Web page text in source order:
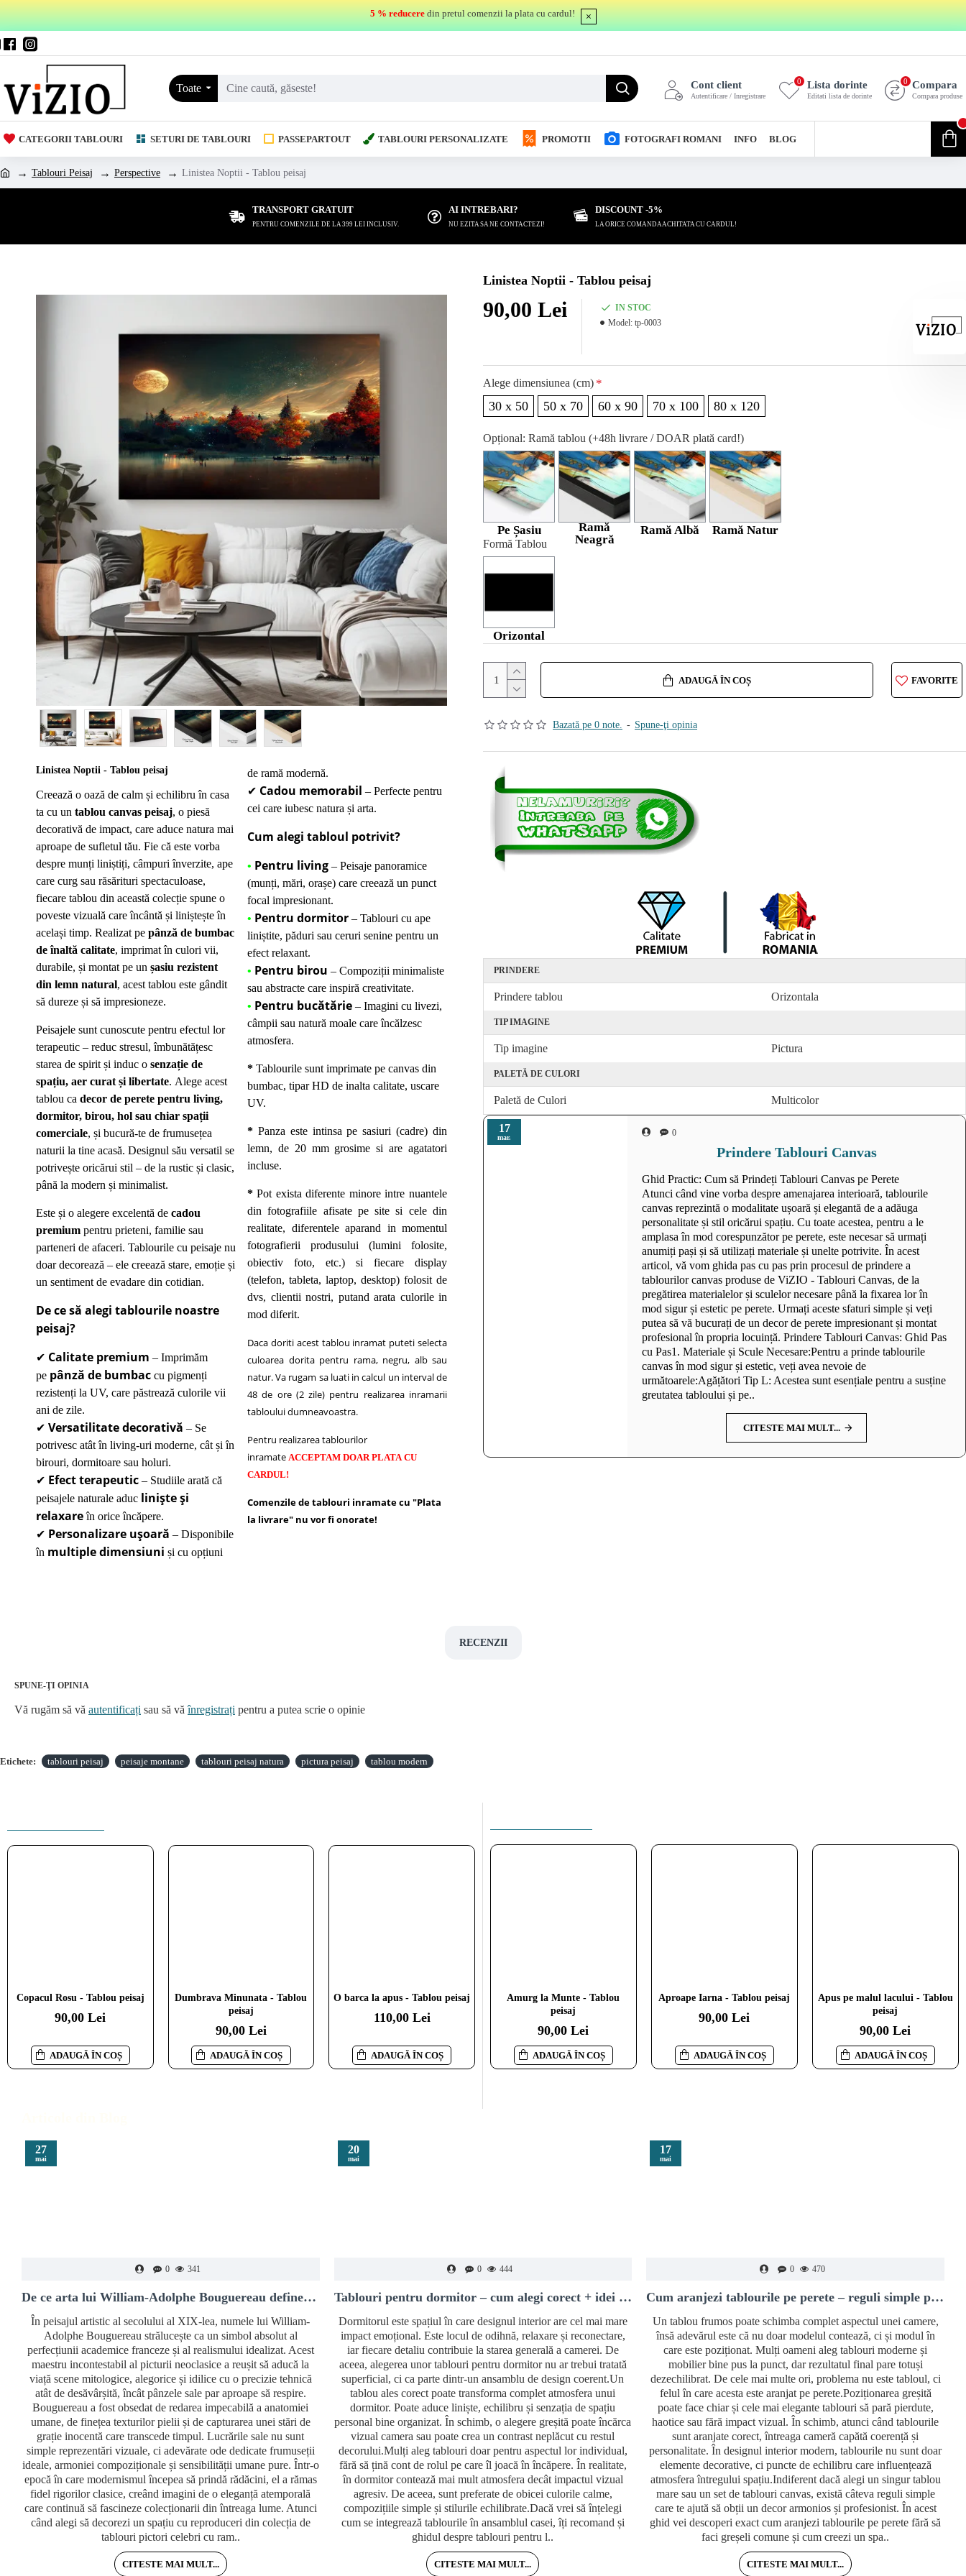
5 % reducere din pretul comenzii la plata cu cardul!
Toate Cont client
Autentificare / Inregistrare
Lista dorinte
Editati lista de dorinte
0 Compara
Compara produse
0
CATEGORII TABLOURI SETURI DE TABLOURI PASSEPARTOUT TABLOURI PERSONALIZATE PROMOTII FOTOGRAFI ROMANI INFO BLOG
Tablouri Peisaj Perspective Linistea Noptii - Tablou peisaj
TRANSPORT GRATUIT
PENTRU COMENZILE DE LA 399 LEI INCLUSIV.
AI INTREBARI?
NU EZITA SA NE CONTACTEZI!
DISCOUNT -5%
LA ORICE COMANDA ACHITATA CU CARDUL!
Linistea Noptii - Tablou peisaj
Creează o oază de calm și echilibru în casa
ta cu un tablou canvas peisaj, o piesă
decorativă de impact, care aduce natura mai
aproape de sufletul tău. Fie că este vorba
despre munți liniștiți, câmpuri înverzite, ape
care curg sau răsărituri spectaculoase,
fiecare tablou din această colecție spune o
poveste vizuală care încântă și liniștește în
același timp. Realizat pe pânză de bumbac
de înaltă calitate, imprimat în culori vii,
durabile, și montat pe un șasiu rezistent
din lemn natural, acest tablou este gândit
să dureze și să impresioneze.
Peisajele sunt cunoscute pentru efectul lor
terapeutic – reduc stresul, îmbunătățesc
starea de spirit și induc o senzație de
spațiu, aer curat și libertate. Alege acest
tablou ca decor de perete pentru living,
dormitor, birou, hol sau chiar spații
comerciale, și bucură-te de frumusețea
naturii la tine acasă. Designul său versatil se
potrivește oricărui stil – de la rustic și clasic,
până la modern și minimalist.
Este și o alegere excelentă de cadou
premium pentru prieteni, familie sau
parteneri de afaceri. Tablourile cu peisaje nu
doar decorează – ele creează stare, emoție și
un sentiment de evadare din cotidian.
De ce să alegi tablourile noastre
peisaj?
✔ Calitate premium – Imprimăm
pe pânză de bumbac cu pigmenți
rezistenți la UV, care păstrează culorile vii
ani de zile.
✔ Versatilitate decorativă – Se
potrivesc atât în living-uri moderne, cât și în
birouri, dormitoare sau holuri.
✔ Efect terapeutic – Studiile arată că
peisajele naturale aduc liniște și
relaxareîn orice încăpere.
✔ Personalizare ușoară – Disponibile
în multiple dimensiuni și cu opțiuni
de ramă modernă.
✔ Cadou memorabil – Perfecte pentru
cei care iubesc natura și arta.
Cum alegi tabloul potrivit?
• Pentru living – Peisaje panoramice
(munți, mări, orașe) care creează un punct
focal impresionant.
• Pentru dormitor – Tablouri cu ape
liniștite, păduri sau ceruri senine pentru un
efect relaxant.
• Pentru birou – Compoziții minimaliste
sau abstracte care inspiră creativitate.
• Pentru bucătărie – Imagini cu livezi,
câmpii sau natură moale care încălzesc
atmosfera.
* Tablourile sunt imprimate pe canvas din
bumbac, tipar HD de inalta calitate, uscare
UV.
* Panza este intinsa pe sasiuri (cadre) din
lemn, de 20 mm grosime si are agatatori
incluse.
* Pot exista diferente minore intre nuantele
din fotografiile afisate pe site si cele din
realitate, diferentele aparand in momentul
fotografierii produsului (lumini folosite,
obiectiv foto, etc.) si fiecare display
(telefon, tableta, laptop, desktop) folosit de
dvs, clientii nostri, putand arata culorile in
mod diferit.
Daca doriti acest tablou inramat puteti selecta
culoarea dorita pentru rama, negru, alb sau
natur.Va rugam sa luati in calcul un interval de
48 de ore (2 zile) pentru realizarea inramarii
tabloului dumneavoastra.
Pentru realizarea tablourilor
inramate ACCEPTAM DOAR PLATA CU
CARDUL!
Comenzile de tablouri inramate cu "Plata
la livrare" nu vor fi onorate!
Linistea Noptii - Tablou peisaj
Bazată pe 0 note. - Spune-ţi opinia
90,00 Lei
IN STOC
Model: tp-0003
Alege dimensiunea (cm)
30 x 50 50 x 70 60 x 90 70 x 100 80 x 120
Opțional: Ramă tablou (+48h livrare / DOAR plată card!)
Pe Șasiu
Ramă
Neagră
Ramă Albă Ramă Natur
Formă Tablou
Orizontal
ADAUGĂ ÎN COȘ FAVORITE
17
mar. 0
Prindere Tablouri Canvas
Ghid Practic: Cum să Prindeți Tablouri Canvas pe Perete
Atunci când vine vorba despre amenajarea interioară, tablourile
canvas reprezintă o modalitate ușoară și elegantă de a adăuga
personalitate și stil oricărui spațiu. Cu toate acestea, pentru a le
amplasa în mod corespunzător pe perete, este necesar să urmați
anumiți pași și să utilizați materiale și unelte potrivite. În acest
articol, vă vom ghida pas cu pas prin procesul de prindere a
tablourilor canvas produse de ViZIO - Tablouri Canvas, de la
pregătirea materialelor și sculelor necesare până la fixarea lor în
mod sigur și estetic pe perete. Urmați aceste sfaturi simple și veți
putea să vă bucurați de un decor de perete impresionant și montat
profesional în propria locuință. Prindere Tablouri Canvas: Ghid Pas
cu Pas1. Materiale și Scule Necesare:Pentru a prinde tablourile
canvas în mod sigur și estetic, veți avea nevoie de
următoarele:Agățători Tip L: Acestea sunt esențiale pentru a susține
greutatea tabloului și pe..
CITESTE MAI MULT...
PRINDERE
Prindere tablou Orizontala
TIP IMAGINE
Tip imagine Pictura
PALETĂ DE CULORI
Paletă de Culori Multicolor
RECENZII
SPUNE-ŢI OPINIA
Vă rugăm să vă autentificați sau să văînregistrați pentru a putea scrie o opinie
Etichete: tablouri peisaj peisaje montane tablouri peisaj natura pictura peisaj tablou modern
Copacul Rosu - Tablou peisaj
90,00 Lei
ADAUGĂ ÎN COȘ
Dumbrava Minunata - Tablou
peisaj
90,00 Lei
ADAUGĂ ÎN COȘ
O barca la apus - Tablou peisaj
110,00 Lei
ADAUGĂ ÎN COȘ
Moara de vant - Tablou peisaj
110,00 Lei
ADAUGĂ ÎN COȘ
Casuta din padure - Tablou
peisaj
ADAUGĂ ÎN COȘ
Asfintit in sat de munte -
Tablou peisaj
90,00 Lei
ADAUGĂ ÎN COȘ
Amurg la Munte - Tablou
peisaj
90,00 Lei
ADAUGĂ ÎN COȘ
Aproape Iarna - Tablou peisaj
90,00 Lei
ADAUGĂ ÎN COȘ
Apus pe malul lacului - Tablou
peisaj
90,00 Lei
ADAUGĂ ÎN COȘ
27
mai
0 341
De ce arta lui William-Adolphe Bouguereau definește luxul clasic
În peisajul artistic al secolului al XIX-lea, numele lui William-
Adolphe Bouguereau strălucește ca un simbol absolut al
perfecțiunii academice franceze și al realismului idealizat. Acest
maestru incontestabil al picturii neoclasice a reușit să aducă la
viață scene mitologice, alegorice și idilice cu o precizie tehnică
atât de desăvârșită, încât pânzele sale par aproape să respire.
Bouguereau a fost obsedat de redarea impecabilă a anatomiei
umane, de finețea texturilor pielii și de capturarea unei stări de
grație inocentă care transcede timpul. Lucrările sale nu sunt
simple reprezentări vizuale, ci adevărate ode dedicate frumuseții
ideale, armoniei compoziționale și sensibilității umane pure. Într-o
epocă în care modernismul începea să prindă rădăcini, el a rămas
fidel rigorilor clasice, creând imagini de o eleganță atemporală
care continuă să fascineze colecționarii din întreaga lume. Atunci
când alegi să decorezi un spațiu cu reproduceri din colecția de
tablouri pictori celebri cu ram..
CITESTE MAI MULT...
20
mai
0 444
Tablouri pentru dormitor – cum alegi corect + idei moderne de decor
Dormitorul este spațiul în care designul interior are cel mai mare
impact emoțional. Este locul de odihnă, relaxare și reconectare,
iar fiecare detaliu contribuie la starea generală a camerei. De
aceea, alegerea unor tablouri pentru dormitor nu ar trebui tratată
superficial, ci ca parte dintr-un ansamblu de design coerent.Un
tablou ales corect poate transforma complet atmosfera unui
dormitor. Poate aduce liniște, echilibru și senzația de spațiu
personal bine organizat. În schimb, o alegere greșită poate încărca
vizual camera sau poate crea un contrast neplăcut cu restul
decorului.Mulți aleg tablouri doar pentru aspectul lor individual,
fără să țină cont de rolul pe care îl joacă în încăpere. În realitate,
în dormitor contează mai mult atmosfera decât impactul vizual
agresiv. De aceea, sunt preferate de obicei culorile calme,
compozițiile simple și stilurile echilibrate.Dacă vrei să înțelegi
cum se integrează tablourile în ansamblul casei, îți recomand și
ghidul despre tablouri pentru l..
CITESTE MAI MULT...
17
mai
0 470
Cum aranjezi tablourile pe perete – reguli simple pentru un decor modern și echilibrat
Un tablou frumos poate schimba complet aspectul unei camere,
însă adevărul este că nu doar modelul contează, ci și modul în
care este poziționat. Mulți oameni aleg tablouri moderne și
mobilier bine pus la punct, dar rezultatul final pare totuși
dezechilibrat. De cele mai multe ori, problema nu este tabloul, ci
felul în care acesta este aranjat pe perete.Poziționarea greșită
poate face chiar și cele mai elegante tablouri să pară pierdute,
haotice sau fără impact vizual. În schimb, atunci când tablourile
sunt aranjate corect, întreaga cameră capătă coerență și
personalitate. În designul interior modern, tablourile nu sunt doar
elemente decorative, ci puncte de echilibru care influențează
atmosfera întregului spațiu.Indiferent dacă alegi un singur tablou
mare sau un set de tablouri canvas, există câteva reguli simple
care te ajută să obții un decor armonios și profesionist. În acest
ghid vei descoperi exact cum aranjezi tablourile pe perete fără să
faci greșeli comune și cum creezi un spa..
CITESTE MAI MULT...